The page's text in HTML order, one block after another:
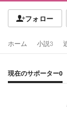
フォロー
ホーム 小説3
現在のサポーター0